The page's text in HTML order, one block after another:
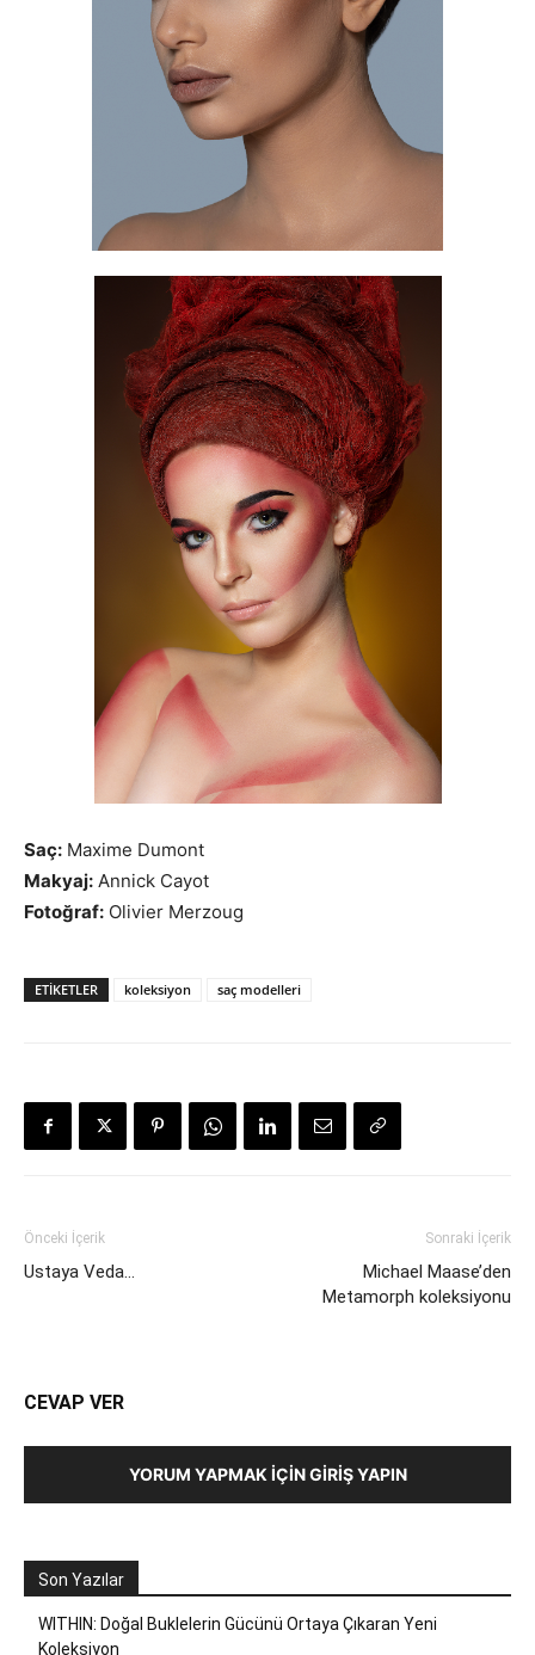
Saç: Maxime Dumont
Makyaj: Annick Cayot
Fotoğraf: Olivier Merzoug
ETIKETLER koleksiyon saç modelleri
Önceki İçerik
Ustaya Veda…
Sonraki İçerik
Michael Maase’den
Metamorph koleksiyonu
CEVAP VER
YORUM YAPMAK İÇIN GIRIŞ YAPIN
Son Yazılar
WITHIN: Doğal Buklelerin Gücünü Ortaya Çıkaran Yeni
Koleksiyon